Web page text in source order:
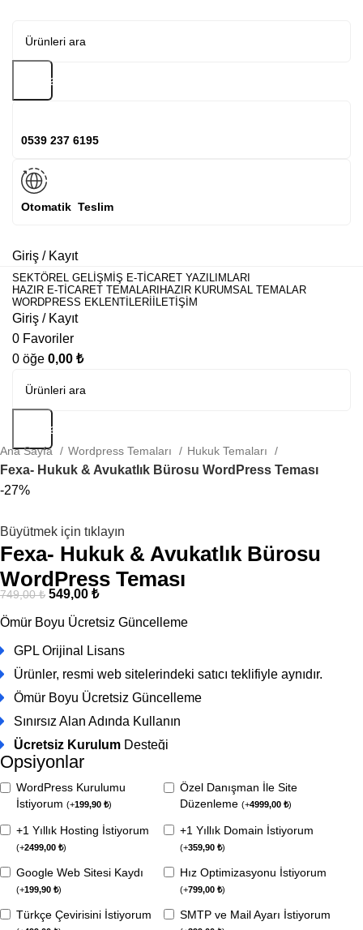
Arama
0539 237 6195
Otomatik Teslim
Giriş / Kayıt
SEKTÖREL GELIŞMIŞ E-TICARET YAZILIMLARI
HAZIR E-TICARET TEMALARI HAZIR KURUMSAL TEMALAR
WORDPRESS EKLENTILERI
İLETIŞIM
Giriş / Kayıt
0 Favoriler
0 öğe 0,00 ₺
Arama
Ana Sayfa Wordpress Temaları Hukuk Temaları
Fexa- Hukuk & Avukatlık Bürosu WordPress Teması
-27%
Büyütmek için tıklayın
Fexa- Hukuk & Avukatlık Bürosu
WordPress Teması
749,00₺ 549,00₺
Ömür Boyu Ücretsiz Güncelleme
GPL Orijinal Lisans
Ürünler, resmi web sitelerindeki satıcı teklifiyle aynıdır.
Ömür Boyu Ücretsiz Güncelleme
Sınırsız Alan Adında Kullanın
Ücretsiz Kurulum Desteği
Opsiyonlar
WordPress Kurulumu
İstiyorum(+199,90₺)
Özel Danışman İle Site
Düzenleme(+4999,00₺)
+1 Yıllık Hosting İstiyorum
(+2499,00₺)
+1 Yıllık Domain İstiyorum
(+359,90₺)
Google Web Sitesi Kaydı
(+199,90₺)
Hız Optimizasyonu İstiyorum
(+799,00₺)
Türkçe Çevirisini İstiyorum SMTP ve Mail Ayarı İstiyorum